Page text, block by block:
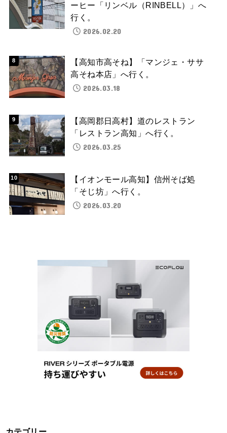
ーヒー「リンベル（RINBELL）」へ
行く。
2026.02.20
【高知市高そね】「マンジェ・ササ
高そね本店」へ行く。
2026.03.18
【高岡郡日高村】道のレストラン
「レストラン高知」へ行く。
2026.03.25
【イオンモール高知】信州そば処
「そじ坊」へ行く。
2026.03.20